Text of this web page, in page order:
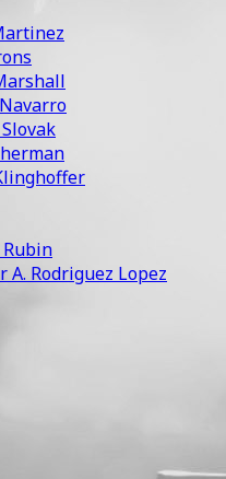
Rubin
A. Rodriguez Lopez